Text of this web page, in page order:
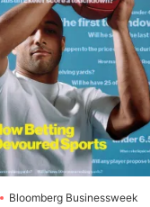
Bloomberg Businessweek